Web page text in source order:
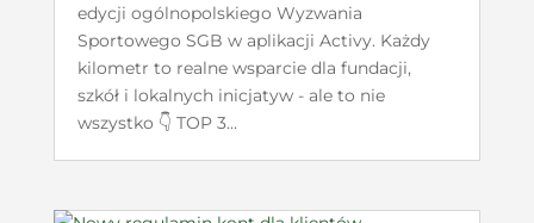
edycji ogólnopolskiego Wyzwania
Sportowego SGB w aplikacji Activy. Każdy
kilometr to realne wsparcie dla fundacji,
szkół i lokalnych inicjatyw - ale to nie
wszystko 👇 TOP 3...